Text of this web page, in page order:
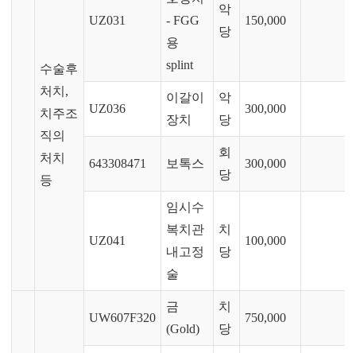
수술후
처치,
치주조
직의
처치
등
UZ031
- FGG
용
splint
악
당
150,000
UZ036
이갈이
장치
악
당
300,000
643308471 보톡스
회
당
300,000
UZ041
임시수
복치관
내고정
술
치
당
100,000
UW607F320
금
(Gold)
치
당
750,000